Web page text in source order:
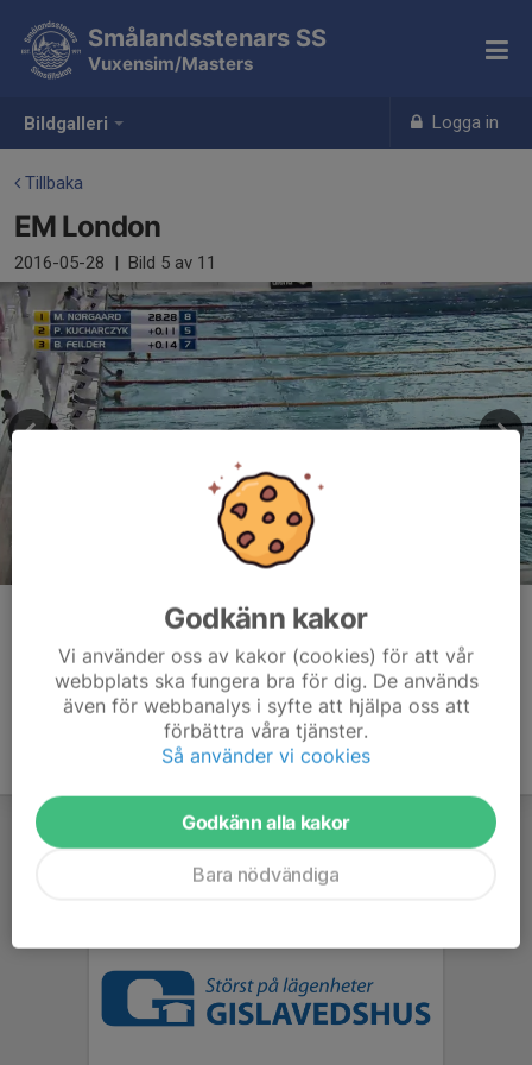
Bildgalleri Logga in
Smålandsstenars SS
Vuxensim/Masters
Tillbaka
EM London
2016-05-28 | Bild 5 av 11
Godkänn kakor
Vi använder oss av kakor (cookies) för att vår
webbplats ska fungera bra för dig. De används
även för webbanalys i syfte att hjälpa oss att
förbättra våra tjänster.
Så använder vi cookies
Godkänn alla kakor
Bara nödvändiga